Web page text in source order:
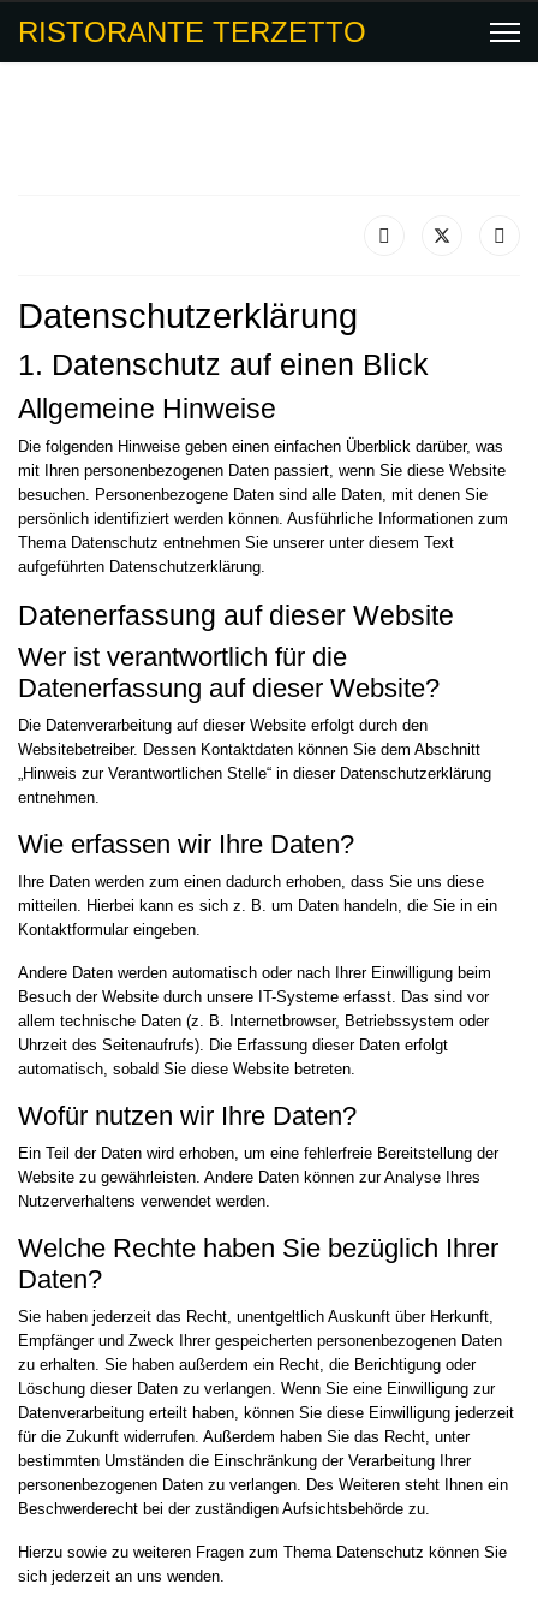
RISTORANTE TERZETTO
Datenschutz­erklärung
1. Datenschutz auf einen Blick
Allgemeine Hinweise
Die folgenden Hinweise geben einen einfachen Überblick darüber, was
mit Ihren personenbezogenen Daten passiert, wenn Sie diese Website
besuchen. Personenbezogene Daten sind alle Daten, mit denen Sie
persönlich identifiziert werden können. Ausführliche Informationen zum
Thema Datenschutz entnehmen Sie unserer unter diesem Text
aufgeführten Datenschutzerklärung.
Datenerfassung auf dieser Website
Wer ist verantwortlich für die
Datenerfassung auf dieser Website?
Die Datenverarbeitung auf dieser Website erfolgt durch den
Websitebetreiber. Dessen Kontaktdaten können Sie dem Abschnitt
„Hinweis zur Verantwortlichen Stelle“ in dieser Datenschutzerklärung
entnehmen.
Wie erfassen wir Ihre Daten?
Ihre Daten werden zum einen dadurch erhoben, dass Sie uns diese
mitteilen. Hierbei kann es sich z. B. um Daten handeln, die Sie in ein
Kontaktformular eingeben.
Andere Daten werden automatisch oder nach Ihrer Einwilligung beim
Besuch der Website durch unsere IT-Systeme erfasst. Das sind vor
allem technische Daten (z. B. Internetbrowser, Betriebssystem oder
Uhrzeit des Seitenaufrufs). Die Erfassung dieser Daten erfolgt
automatisch, sobald Sie diese Website betreten.
Wofür nutzen wir Ihre Daten?
Ein Teil der Daten wird erhoben, um eine fehlerfreie Bereitstellung der
Website zu gewährleisten. Andere Daten können zur Analyse Ihres
Nutzerverhaltens verwendet werden.
Welche Rechte haben Sie bezüglich Ihrer
Daten?
Sie haben jederzeit das Recht, unentgeltlich Auskunft über Herkunft,
Empfänger und Zweck Ihrer gespeicherten personenbezogenen Daten
zu erhalten. Sie haben außerdem ein Recht, die Berichtigung oder
Löschung dieser Daten zu verlangen. Wenn Sie eine Einwilligung zur
Datenverarbeitung erteilt haben, können Sie diese Einwilligung jederzeit
für die Zukunft widerrufen. Außerdem haben Sie das Recht, unter
bestimmten Umständen die Einschränkung der Verarbeitung Ihrer
personenbezogenen Daten zu verlangen. Des Weiteren steht Ihnen ein
Beschwerderecht bei der zuständigen Aufsichtsbehörde zu.
Hierzu sowie zu weiteren Fragen zum Thema Datenschutz können Sie
sich jederzeit an uns wenden.